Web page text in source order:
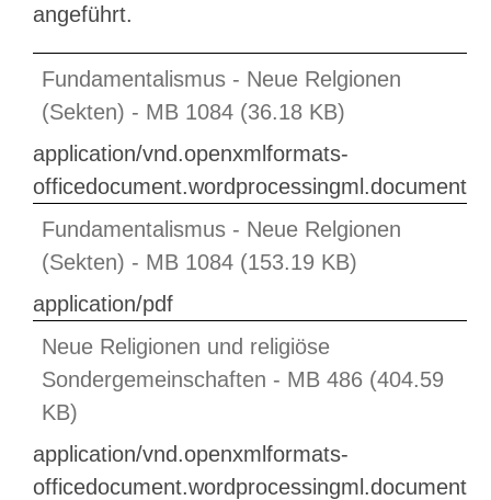
angeführt.
Fundamentalismus - Neue Relgionen
(Sekten) - MB 1084 (36.18 KB)
application/vnd.openxmlformats-
officedocument.wordprocessingml.document
Fundamentalismus - Neue Relgionen
(Sekten) - MB 1084 (153.19 KB)
application/pdf
Neue Religionen und religiöse
Sondergemeinschaften - MB 486 (404.59
KB)
application/vnd.openxmlformats-
officedocument.wordprocessingml.document